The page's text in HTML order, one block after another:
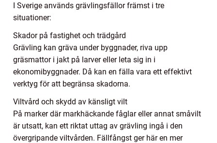
I Sverige används grävlingsfällor främst i tre
situationer:
Skador på fastighet och trädgård
Grävling kan gräva under byggnader, riva upp
gräsmattor i jakt på larver eller leta sig in i
ekonomibyggnader. Då kan en fälla vara ett effektivt
verktyg för att begränsa skadorna.
Viltvård och skydd av känsligt vilt
På marker där markhäckande fåglar eller annat småvilt
är utsatt, kan ett riktat uttag av grävling ingå i den
övergripande viltvården. Fällfångst ger här en mer